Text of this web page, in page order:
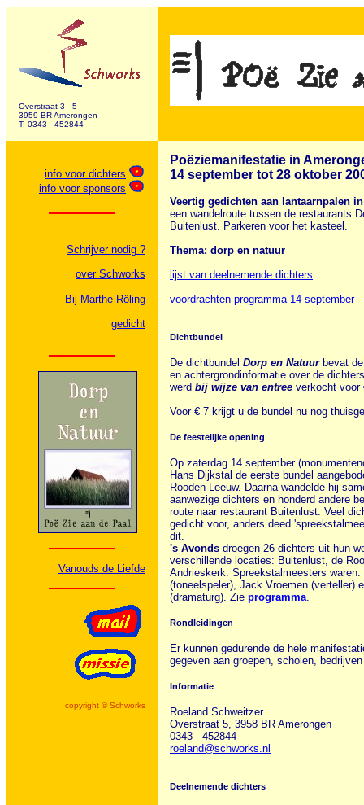
Overstraat 3 - 5
3959 BR Amerongen
T: 0343 - 452844
info voor dichters
info voor sponsors
Schrijver nodig ?
over Schworks
Bij Marthe Röling
gedicht
Vanouds de Liefde
copyright © Schworks
Poëziemanifestatie in
14 september tot 28 oktober
Veertig gedichten aan lantaarnpalen
een wandelroute tussen de restaurants
Buitenlust. Parkeren voor het kasteel.
Thema: dorp en natuur
lijst van deelnemende dichters
voordrachten programma 14 september
Dichtbundel
De dichtbundel Dorp en Natuurbevat de
en achtergrondinformatie over de
werd bij wijze van entree verkocht voor
Voor € 7 krijgt u de bundel nu nog
De feestelijke opening
Op zaterdag 14 september
Hans Dijkstal de eerste bundel
Rooden Leeuw. Daarna wandelde hij
aanwezige dichters en honderd andere
route naar restaurant Buitenlust. Veel
gedicht voor, anders deed
dit.
's Avonds droegen 26 dichters uit hun
verschillende locaties: Buitenlust, de
Andrieskerk. Spreekstalmeesters waren:
(toneelspeler), Jack Vroemen (verteller)
(dramaturg). Zie programma.
Rondleidingen
Er kunnen gedurende de hele
gegeven aan groepen, scholen,
Informatie
Roeland Schweitzer
Overstraat 5, 3958 BR Amerongen
0343 - 452844
roeland@schworks.nl
Deelnemende dichters